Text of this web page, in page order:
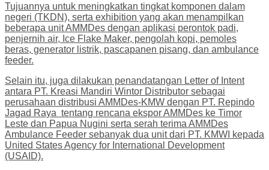
Tujuannya untuk meningkatkan tingkat komponen dalam
negeri (TKDN), serta exhibition yang akan menampilkan
beberapa unit AMMDes dengan aplikasi perontok padi,
penjernih air, Ice Flake Maker, pengolah kopi, pemoles
beras, generator listrik, pascapanen pisang, dan ambulance
feeder.
Selain itu, juga dilakukan penandatangan Letter of Intent
antara PT. Kreasi Mandiri Wintor Distributor sebagai
perusahaan distribusi AMMDes-KMW dengan PT. Repindo
Jagad Raya tentang rencana ekspor AMMDes ke Timor
Leste dan Papua Nugini serta serah terima AMMDes
Ambulance Feeder sebanyak dua unit dari PT. KMWI kepada
United States Agency for International Development
(USAID).